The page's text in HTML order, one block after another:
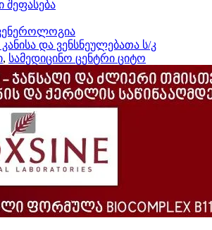
კანისა და ვენსნეულებათა ს/კ
, სამედიცინო ცენტრი ციტო